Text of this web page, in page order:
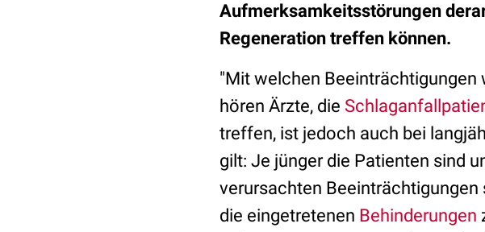
Aufmerksamkeitsstörungen
Regeneration treffen können.
"Mit welchen Beeinträchtigungen
hören Ärzte, die
treffen, ist jedoch auch bei
gilt: Je jünger die Patienten sind
verursachten Beeinträchtigungen
die eingetretenen Behinderungen